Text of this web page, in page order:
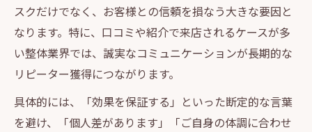
スクだけでなく、お客様との信頼を損なう大きな要因と
なります。特に、口コミや紹介で来店されるケースが多
い整体業界では、誠実なコミュニケーションが長期的な
リピーター獲得につながります。
具体的には、「効果を保証する」といった断定的な言葉
を避け、「個人差があります」「ご自身の体調に合わせ